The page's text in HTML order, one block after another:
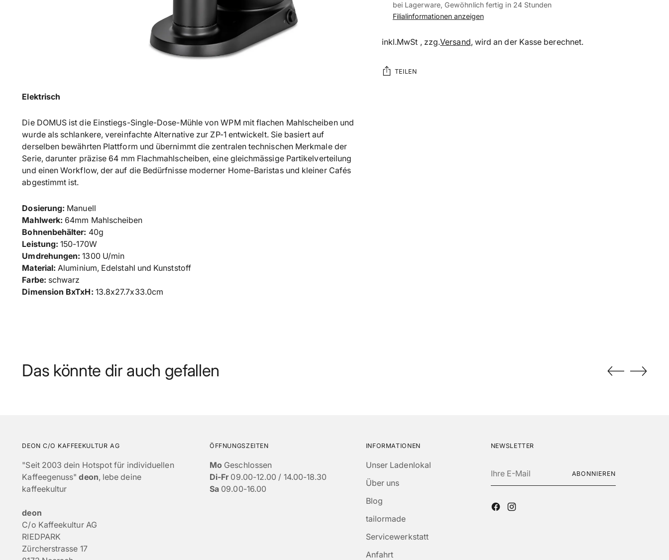
Elektrisch
Die DOMUS ist die Einstiegs-Single-Dose-Mühle von WPM mit flachen Mahlscheiben und
wurde als schlankere, vereinfachte Alternative zur ZP-1 entwickelt. Sie basiert auf
derselben bewährten Plattform und übernimmt die zentralen technischen Merkmale der
Serie, darunter präzise 64 mm Flachmahlscheiben, eine gleichmässige Partikelverteilung
und einen Workflow, der auf die Bedürfnisse moderner Home-Baristas und kleiner Cafés
abgestimmt ist.
Dosierung: Manuell
Mahlwerk: 64mm Mahlscheiben
Bohnenbehälter: 40g
Leistung:150-170W
Umdrehungen: 1300 U/min
Material: Aluminium, Edelstahl und Kunststoff
Farbe: schwarz
Dimension BxTxH: 13.8x27.7x33.0cm
bei Lagerware, Gewöhnlich fertig in 24 Stunden
Filialinformationen anzeigen
inkl.MwSt , zzg.Versand, wird an der Kasse berechnet.
TEILEN
Das könnte dir auch gefallen
DEON C/O KAFFEEKULTUR AG
"Seit 2003 dein Hotspot für individuellen
Kaffeegenuss"deon, lebe deine
kaffeekultur
deon
C/o Kaffeekultur AG
RIEDPARK
Zürcherstrasse 17
ÖFFNUNGSZEITEN
Mo Geschlossen
Di-Fr09.00-12.00 / 14.00-18.30
Sa 09.00-16.00
INFORMATIONEN
Unser Ladenlokal
Über uns
Blog
tailormade
Servicewerkstatt
Anfahrt
NEWSLETTER
E-
ABONNIEREN